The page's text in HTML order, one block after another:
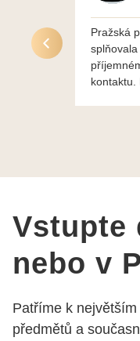
Pražská
kontaktu.
Moc
jak už
požádání
Super !!!
Vstupte
nebo v
Patříme k
předmětů a